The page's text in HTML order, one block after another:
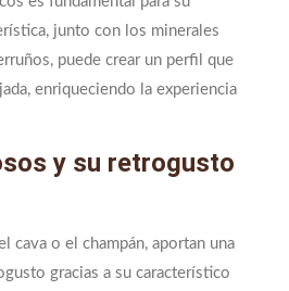
junto con los minerales
puede crear un perfil que
enriqueciendo la experiencia
y su retrogusto
cava o el champán, aportan una
gracias a su característico